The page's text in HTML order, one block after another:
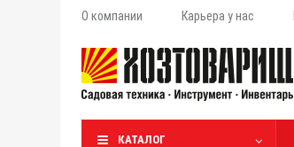
О компании Карьера у нас
КАТАЛОГ